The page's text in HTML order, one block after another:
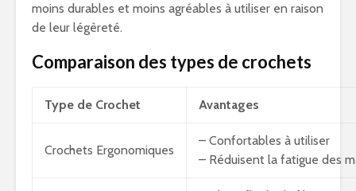
moins durables et moins agréables à utiliser en raison
de leur légèreté.
Comparaison des types de crochets
Type de Crochet Avantages
Crochets Ergonomiques
– Confortables à utiliser
– Réduisent la fatigue des